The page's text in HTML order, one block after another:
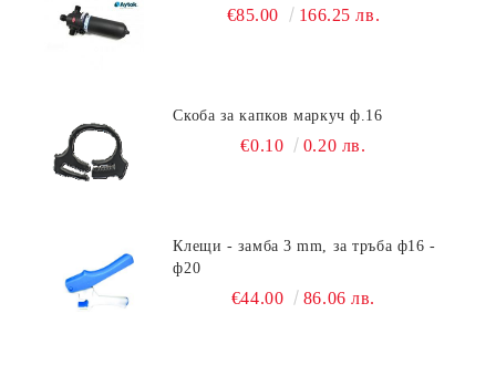
€85.00 166.25 лв.
Скоба за капков маркуч ф.16
€0.10 0.20 лв.
Клещи - замба 3 mm, за тръба ф16 -
ф20
€44.00 86.06 лв.